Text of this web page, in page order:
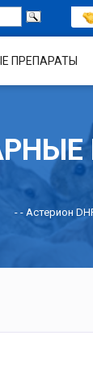
ПРЕПАРАТЫ
- - Астерион